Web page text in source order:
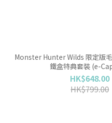
Monster Hunter Wilds 限定版
鐵盒特典套裝 (e-
HK$648.00
HK$799.00